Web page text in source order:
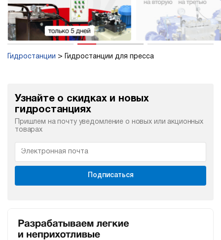
Гидростанции Гидростанции для пресса
Узнайте о скидках и новых
гидростанциях
Пришлем на почту уведомление о новых или акционных
товарах
Подписаться